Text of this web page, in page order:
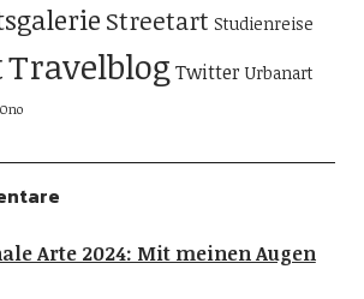
Streetart Studienreise
Travelblog Twitter Urbanart
Arte 2024: Mit meinen Augen